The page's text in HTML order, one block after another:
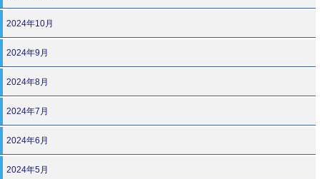
2024年10月
2024年9月
2024年8月
2024年7月
2024年6月
2024年5月